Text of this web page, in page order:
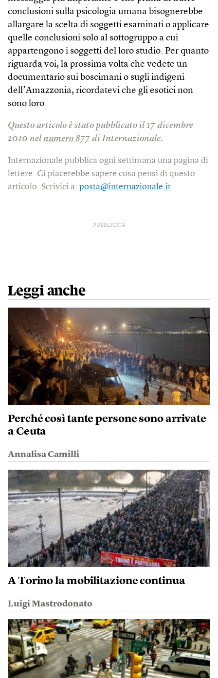
conclusioni sulla psicologia umana bisognerebbe
allargare la scelta di soggetti esaminati o applicare
quelle conclusioni solo al sottogruppo a cui
appartengono i soggetti del loro studio. Per quanto
riguarda voi, la prossima volta che vedete un
documentario sui boscimani o sugli indigeni
dell’Amazzonia, ricordatevi che gli esotici non
sono loro.
Questo articolo è stato pubblicato il 17 dicembre
2010 nel numero 877 di Internazionale.
Internazionale pubblica ogni settimana una pagina di
lettere. Ci piacerebbe sapere cosa pensi di questo
articolo. Scrivici a: posta@internazionale.it
PUBBLICITÀ
Leggi anche
Perché così tante persone sono arrivate
a Ceuta
Annalisa Camilli
A Torino la mobilitazione continua
Luigi Mastrodonato